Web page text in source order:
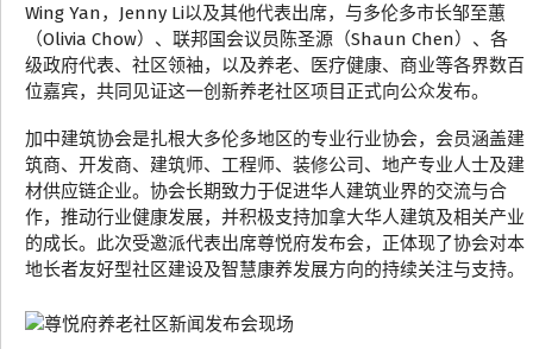
Wing Yan，Jenny Li以及其他代表出席，与多伦多市长邹至蕙
（Olivia Chow）、联邦国会议员陈圣源（Shaun Chen）、各
级政府代表、社区领袖，以及养老、医疗健康、商业等各界数百
位嘉宾，共同见证这一创新养老社区项目正式向公众发布。
加中建筑协会是扎根大多伦多地区的专业行业协会，会员涵盖建
筑商、开发商、建筑师、工程师、装修公司、地产专业人士及建
材供应链企业。协会长期致力于促进华人建筑业界的交流与合
作，推动行业健康发展，并积极支持加拿大华人建筑及相关产业
的成长。此次受邀派代表出席尊悦府发布会，正体现了协会对本
地长者友好型社区建设及智慧康养发展方向的持续关注与支持。